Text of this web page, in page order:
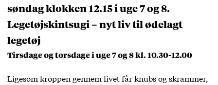
søndag klokken 12.15 i uge 7 og 8.
Legetøjskintsugi – nyt liv til ødelagt
legetøj
Tirsdage og torsdage i uge 7 og 8 kl. 10.30-12.00
Ligesom kroppen gennem livet får knubs og skrammer,